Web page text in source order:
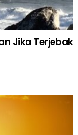
Jika Terjebak